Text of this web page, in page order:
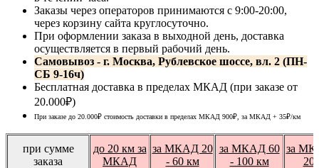
Заказы через операторов принимаются с 9:00-20:00,
через корзину сайта круглосуточно.
При оформлении заказа в выходной день, доставка
осуществляется в первый рабочий день.
Самовывоз - г. Москва, Рублевское шоссе, вл. 2 (ПН-
СБ 9-16ч)
Бесплатная доставка в пределах МКАД (при заказе от
20.000₽)
При заказе до 20.000₽ стоимость доставки в пределах МКАД 900₽, за МКАД + 35₽/км
при сумме
заказа
до 20 км за
МКАД
за МКАД 20
- 60 км
за МКАД 60
- 100 км
за